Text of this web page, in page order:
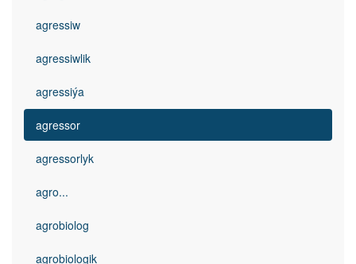
agressiw
agressiwlik
agressiýa
agressor
agressorlyk
agro...
agrobiolog
agrobiologik